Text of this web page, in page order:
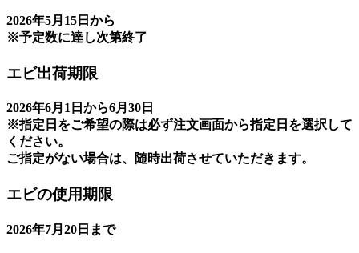
2026年5月15日から
※予定数に達し次第終了
エビ出荷期限
2026年6月1日から6月30日
※指定日をご希望の際は必ず注文画面から指定日を選択して
ください。
ご指定がない場合は、随時出荷させていただきます。
エビの使用期限
2026年7月20日まで